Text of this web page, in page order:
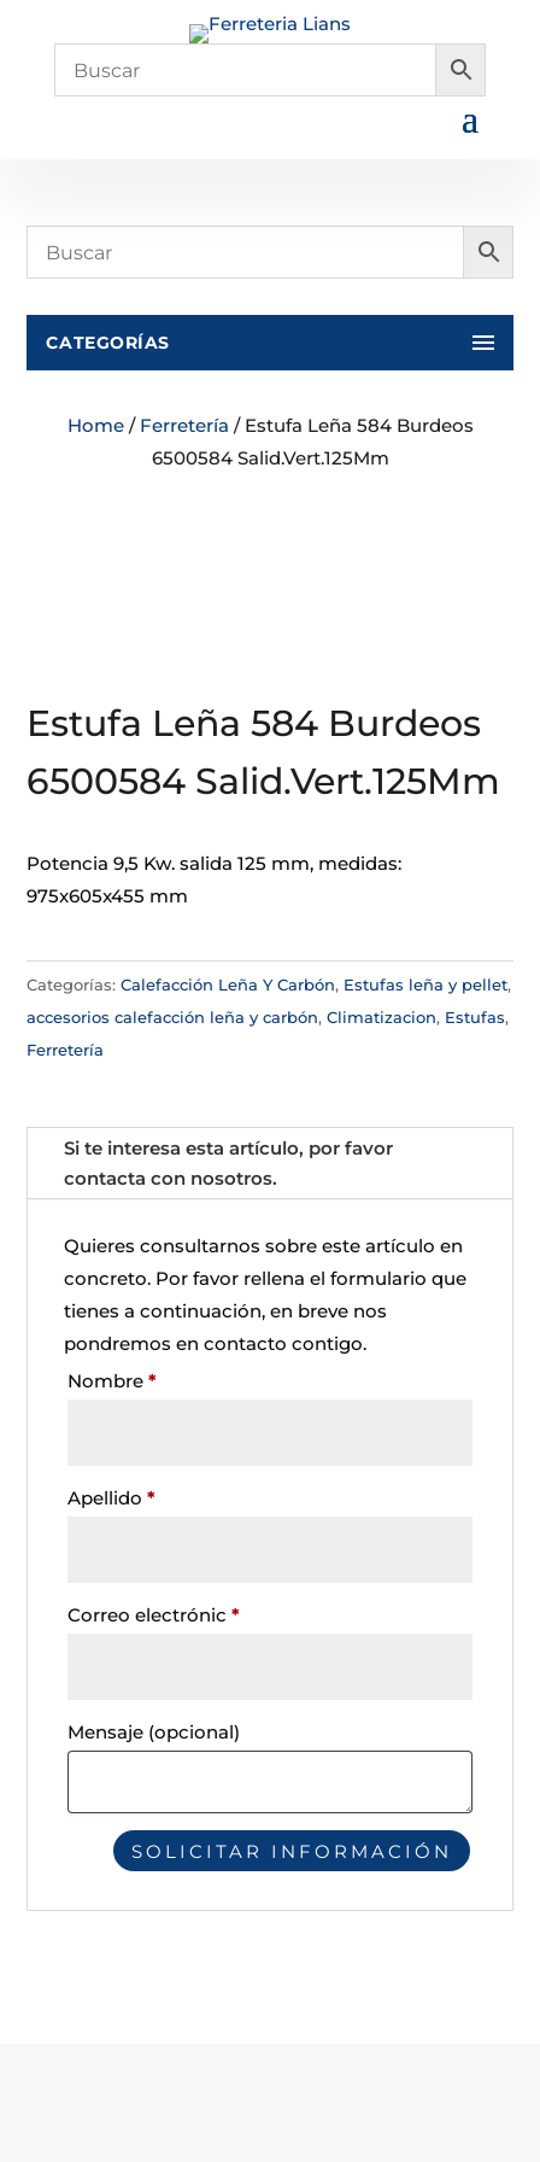
CATEGORÍAS
Home/ Ferretería / Estufa Leña 584 Burdeos
6500584 Salid.Vert.125Mm
Estufa Leña 584 Burdeos
6500584 Salid.Vert.125Mm
Potencia 9,5 Kw. salida 125 mm, medidas:
975x605x455 mm
Categorías:Calefacción Leña Y Carbón, Estufas leña y pellet,
accesorios calefacción leña y carbón,Climatizacion, Estufas,
Ferretería
Si te interesa esta artículo, por favor
contacta con nosotros.
Quieres consultarnos sobre este artículo en
concreto. Por favor rellena el formulario que
tienes a continuación, en breve nos
pondremos en contacto contigo.
Nombre*
Apellido*
Correo electrónic*
Mensaje (opcional)